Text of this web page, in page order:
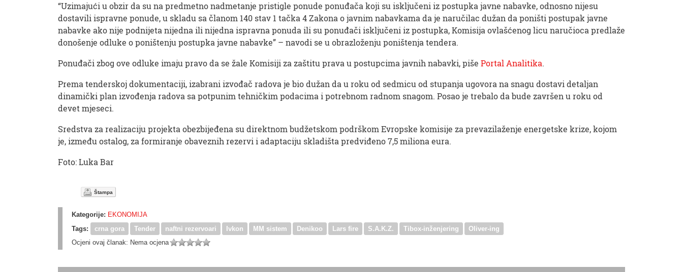
“Uzimajući u obzir da su na predmetno nadmetanje pristigle ponude ponuđača koji su isključeni iz postupka javne nabavke, odnosno nijesu
dostavili ispravne ponude, u skladu sa članom 140 stav 1 tačka 4 Zakona o javnim nabavkama da je naručilac dužan da poništi postupak javne
nabavke ako nije podnijeta nijedna ili nijedna ispravna ponuda ili su ponuđači isključeni iz postupka, Komisija ovlašćenog licu naručioca predlaže
donošenje odluke o poništenju postupka javne nabavke” – navodi se u obrazloženju poništenja tendera.
Ponuđači zbog ove odluke imaju pravo da se žale Komisiji za zaštitu prava u postupcima javnih nabavki, piše Portal Analitika.
Prema tenderskoj dokumentaciji, izabrani izvođač radova je bio dužan da u roku od sedmicu od stupanja ugovora na snagu dostavi detaljan
dinamički plan izvođenja radova sa potpunim tehničkim podacima i potrebnom radnom snagom. Posao je trebalo da bude završen u roku od
devet mjeseci.
Sredstva za realizaciju projekta obezbijeđena su direktnom budžetskom podrškom Evropske komisije za prevazilaženje energetske krize, kojom
je, između ostalog, za formiranje obaveznih rezervi i adaptaciju skladišta predviđeno 7,5 miliona eura.
Foto: Luka Bar
Štampa
Kategorije: EKONOMIJA
Tags:
crna gora Tender naftni rezervoari Ivkon MM sistem Denikoo Lars fire S.A.K.Z. Tibox-inženjering
Oliver-ing
Ocjeni ovaj članak: Nema ocjena